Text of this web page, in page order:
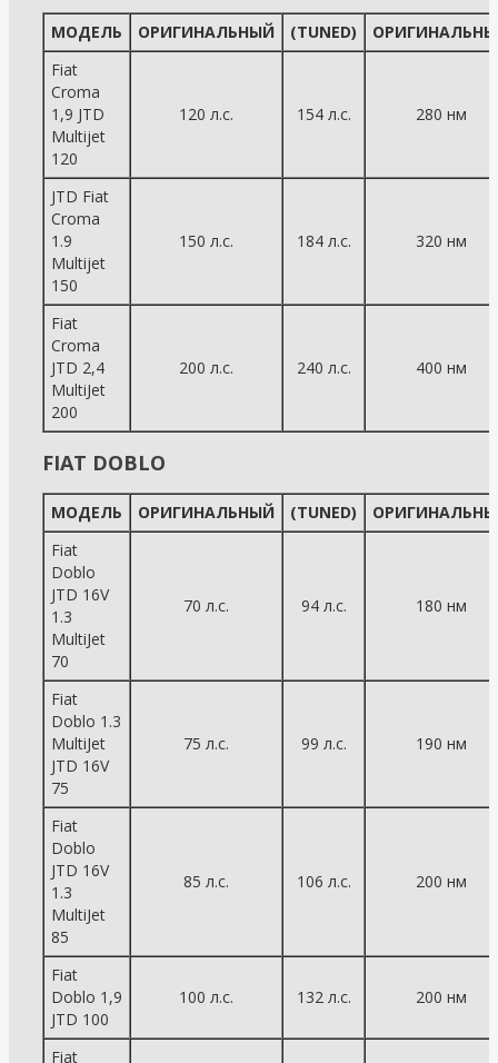
МОДЕЛЬ ОРИГИНАЛЬНЫЙ (TUNED)
Fiat
Croma
1,9 JTD
Multijet
120
120 л.с. 154 л.с. 280 нм
JTD Fiat
Croma
1.9
Multijet
150
150 л.с. 184 л.с. 320 нм
Fiat
Croma
JTD 2,4
MultiJet
200
200 л.с. 240 л.с. 400 нм
FIAT DOBLO
МОДЕЛЬ ОРИГИНАЛЬНЫЙ (TUNED)
Fiat
Doblo
JTD 16V
1.3
MultiJet
70
70 л.с. 94 л.с. 180 нм
Fiat
Doblo 1.3
MultiJet
JTD 16V
75
75 л.с. 99 л.с. 190 нм
Fiat
Doblo
JTD 16V
1.3
MultiJet
85
85 л.с. 106 л.с. 200 нм
Fiat
Doblo 1,9
JTD 100
100 л.с. 132 л.с. 200 нм
Fiat